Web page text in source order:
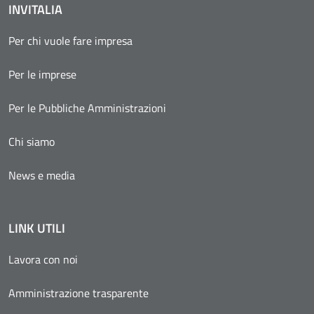
INVITALIA
Per chi vuole fare impresa
Per le imprese
Per le Pubbliche Amministrazioni
Chi siamo
News e media
LINK UTILI
Lavora con noi
Amministrazione trasparente